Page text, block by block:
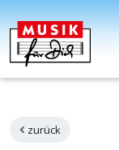
zurück